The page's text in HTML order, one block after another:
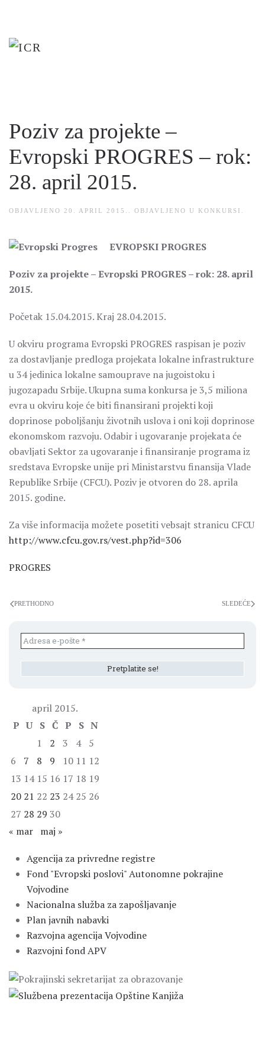
to
Poziv za projekte –
Evropski PROGRES – rok:
28. april 2015.
OBJAVLJENO 20. APRIL 2015. . OBJAVLJENO U KONKURSI
EVROPSKI PROGRES
Poziv za projekte – Evropski PROGRES – rok: 28. april
2015.
Početak 15.04.2015. Kraj 28.04.2015.
U okviru programa Evropski PROGRES raspisan je poziv
za dostavljanje predloga projekata lokalne infrastrukture
u 34 jedinica lokalne samouprave na jugoistoku i
jugozapadu Srbije. Ukupna suma konkursa je 3,5 miliona
evra u okviru koje će biti finansirani projekti koji
doprinose poboljšanju životnih uslova i oni koji doprinose
ekonomskom razvoju. Odabir i ugovaranje projekata će
obavljati Sektor za ugovaranje i finansiranje programa iz
sredstava Evropske unije pri Ministarstvu finansija Vlade
Republike Srbije (CFCU). Poziv je otvoren do 28. aprila
2015. godine.
Za više informacija možete posetiti vebsajt stranicu CFCU
http://www.cfcu.gov.rs/vest.php?id=306
PROGRES
PRETHODNO SLEDEĆE
april 2015.
P U S Č P S N
1
2 3 4
5
6
7 8 9 10 11 12
13 14 15 16 17 18 19
20 21 22 23 24 25 26
27 28 29 30
« mar maj »
Agencija za privredne registre
Fond "Evropski poslovi" Autonomne pokrajine
Vojvodine
Nacionalna služba za zapošljavanje
Plan javnih nabavki
Razvojna agencija Vojvodine
Razvojni fond APV